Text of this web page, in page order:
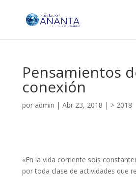
Pensamientos
conexión
por admin | Abr 23, 2018 | > 2018
«En la vida corriente sois
por toda clase de actividades que